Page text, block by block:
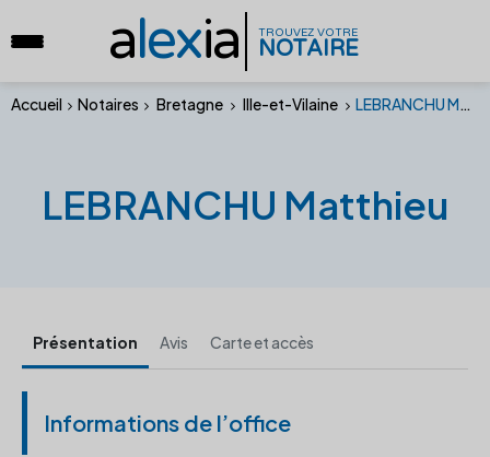
alexia TROUVEZ VOTRE
NOTAIRE
Accueil Notaires Bretagne Ille-et-Vilaine LEBRANCHU Matthieu
LEBRANCHU Matthieu
Présentation Avis Carte et accès
Informations de l’office